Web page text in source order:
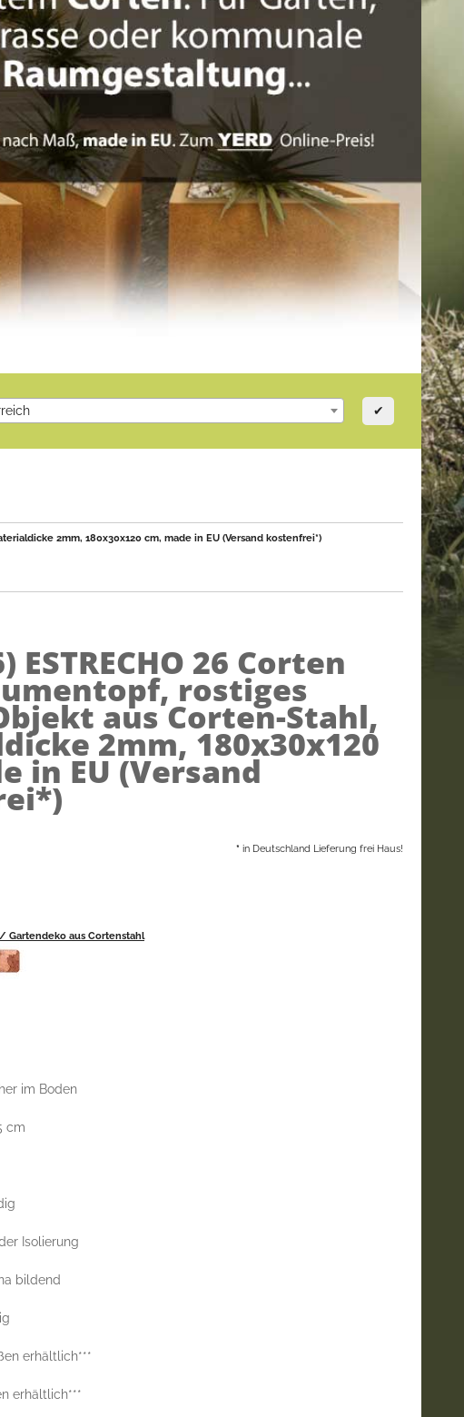
✔
2mm, 180x30x120 cm, made in EU (Versand kostenfrei*)
ESTRECHO 26 Corten
rostiges
aus Corten-Stahl,
2mm, 180x30x120
in EU (Versand
* in Deutschland Lieferung frei Haus!
Gartendeko aus Cortenstahl
im Boden
cm
Isolierung
bildend
erhältlich***
erhältlich***